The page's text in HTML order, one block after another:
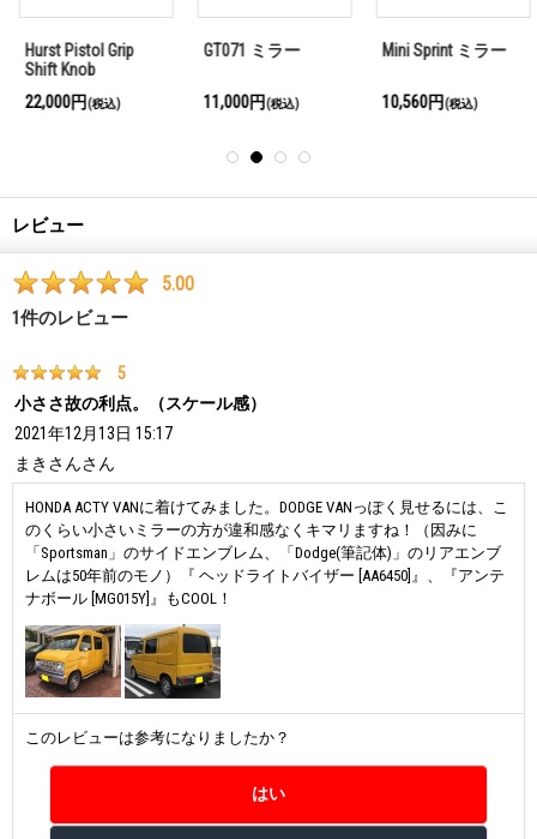
Hurst Pistol Grip
Shift Knob
22,000円(税込)
GT071 ミラー
11,000円(税込)
Mini Sprint ミラー
10,560円(税込)
レビュー
5.00
1 件のレビュー
5
小ささ故の利点。（スケール感）
2021年12月13日 15:17
まきさんさん
HONDA ACTY VANに着けてみました。DODGE VANっぽく見せるには、こ
のくらい小さいミラーの方が違和感なくキマリますね！（因みに
「Sportsman」のサイドエンブレム、「Dodge(筆記体)」のリアエンブ
レムは50年前のモノ）『 ヘッドライトバイザー [AA6450]』、『アンテ
ナボール [MG015Y]』もCOOL！
このレビューは参考になりましたか？